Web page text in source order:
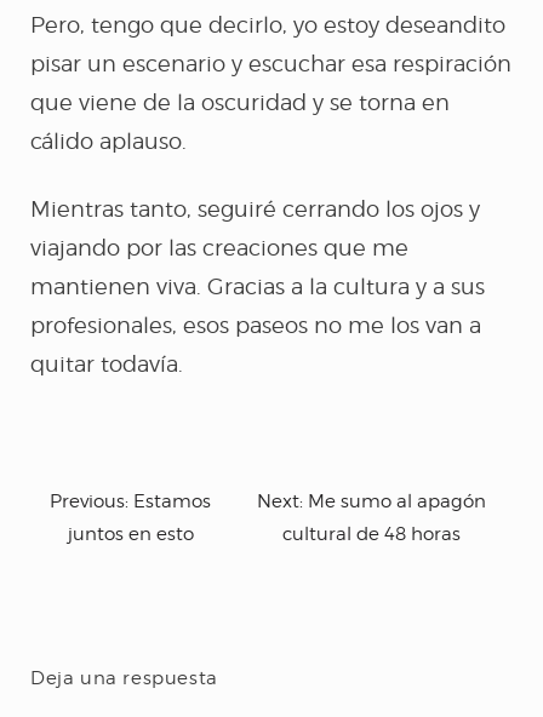
FACEBOOK
TWITTER
Pero, tengo que decirlo, yo estoy deseandito
pisar un escenario y escuchar esa respiración
que viene de la oscuridad y se torna en
cálido aplauso.
Mientras tanto, seguiré cerrando los ojos y
viajando por las creaciones que me
mantienen viva. Gracias a la cultura y a sus
profesionales, esos paseos no me los van a
quitar todavía.
Previous: Estamos
juntos en esto
Next: Me sumo al apagón
cultural de 48 horas
Deja una respuesta